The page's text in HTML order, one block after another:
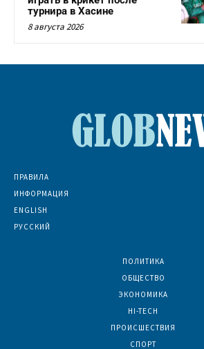
турнира в Хасине
8 августа 2026
ПРАВИЛА
ИНФОРМАЦИЯ
ENGLISH
РУССКИЙ
ПОЛИТИКА
ОБЩЕСТВО
ЭКОНОМИКА
HI-TECH
ПРОИСШЕСТВИЯ
СПОРТ